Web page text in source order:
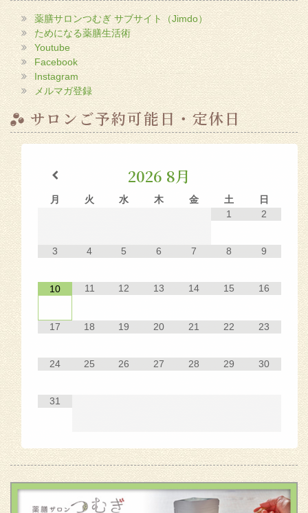
薬膳サロンつむぎ サブサイト（Jimdo）
ためになる薬膳生活術
Youtube
Facebook
Instagram
メルマガ登録
サロンご予約可能日・定休日
2026 8月
月 火 水 木 金 土
日
1
2
3 4 5 6 7 8 9
10 11 12 13 14 15 16
17 18 19 20 21 22 23
24 25 26 27 28 29 30
31